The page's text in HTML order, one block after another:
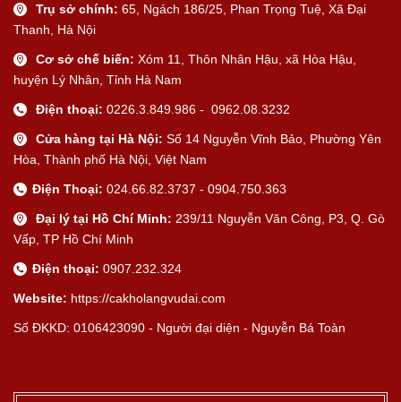
Trụ sở chính: 65, Ngách 186/25, Phan Trọng Tuệ, Xã Đại
Thanh, Hà Nội
Cơ sở chế biến: Xóm 11, Thôn Nhân Hậu, xã Hòa Hậu,
huyện Lý Nhân, Tỉnh Hà Nam
Điện thoại: 0226.3.849.986 - 0962.08.3232
Cửa hàng tại Hà Nội: Số 14 Nguyễn Vĩnh Bảo, Phường Yên
Hòa, Thành phố Hà Nội, Việt Nam
Điện Thoại: 024.66.82.3737 - 0904.750.363
Đại lý tại Hồ Chí Minh: 239/11 Nguyễn Văn Công, P3, Q. Gò
Vấp, TP Hồ Chí Minh
Điện thoại: 0907.232.324
Website: https://cakholangvudai.com
Số ĐKKD: 0106423090 - Người đại diện - Nguyễn Bá Toàn